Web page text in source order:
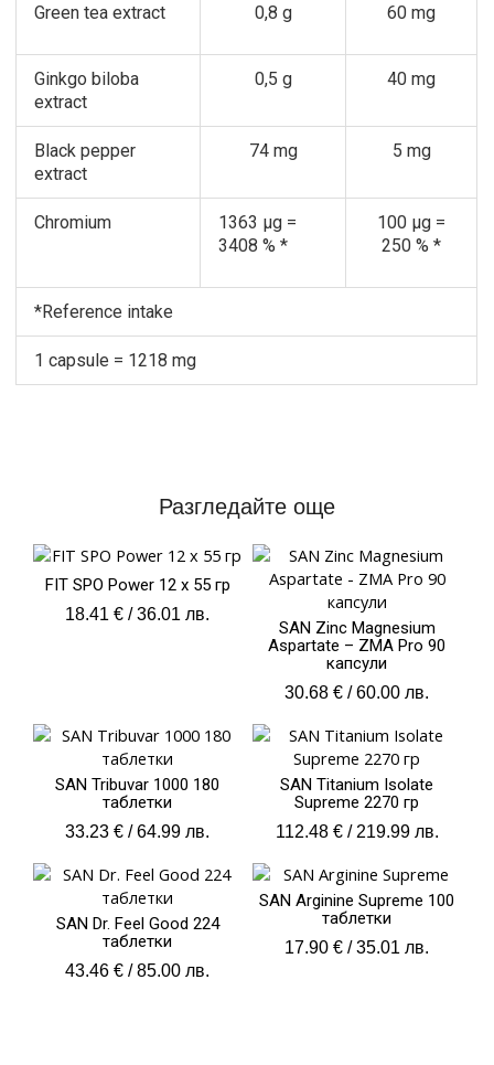
Green tea extract 0,8 g 60 mg
Ginkgo biloba
extract
0,5 g 40 mg
Black pepper
extract
74 mg 5 mg
Chromium
1363 µg =
3408 % *
100 µg =
250 % *
*Reference intake
1 capsule = 1218 mg
Разгледайте още
FIT SPO Рower 12 x 55 гр
18.41 € / 36.01 лв.
SAN Zinc Magnesium
Aspartate – ZMA Pro 90
капсули
30.68 € / 60.00 лв.
SAN Tribuvar 1000 180
таблетки
33.23 € / 64.99 лв.
SAN Titanium Isolate
Supreme 2270 гр
112.48 €/ 219.99 лв.
SAN Dr. Feel Good 224
таблетки
43.46 € / 85.00 лв.
SAN Arginine Supreme 100
таблетки
17.90 € / 35.01 лв.